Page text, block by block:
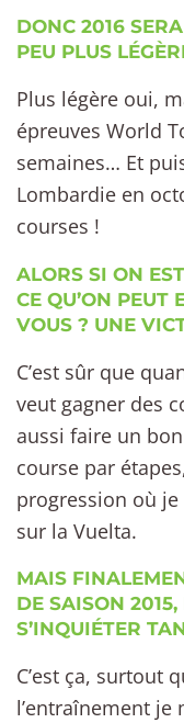
DONC 2016
PEU PLUS
Plus légère oui,
épreuves World
semaines… Et
Lombardie en
courses !
ALORS SI ON
CE QU’ON PEUT
VOUS ? UNE
C’est sûr que
veut gagner des
aussi faire un
course par
progression où je
sur la Vuelta.
MAIS
DE SAISON
S’INQUIÉTER
C’est ça, surtout
l’entraînement je